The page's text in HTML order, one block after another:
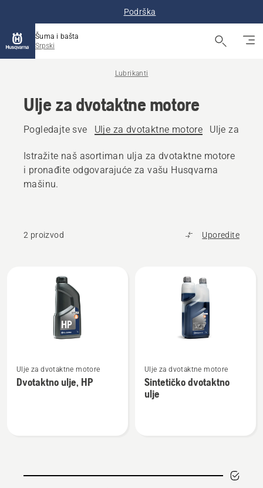
Podrška
Šuma i bašta
Srpski
Lubrikanti
Ulje za dvotaktne motore
Pogledajte sve Ulje za dvotaktne motore Ulje za
Istražite naš asortiman ulja za dvotaktne motore
i pronađite odgovarajuće za vašu Husqvarna
mašinu.
2 proizvod Uporedite
proizvode
više
detalja
Ulje za dvotaktne motore
Dvotaktno ulje, HP
više
detalja
Ulje za dvotaktne motore
Sintetičko dvotaktno
ulje